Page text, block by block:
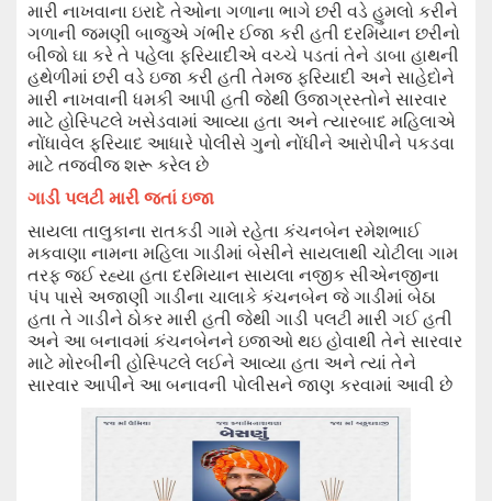
મારી નાખવાના ઇરાદે તેઓના ગળાના ભાગે છરી વડે હુમલો કરીને
ગળાની જમણી બાજુએ ગંભીર ઈજા કરી હતી દરમિયાન છરીનો
બીજો ઘા કરે તે પહેલા ફરિયાદીએ વચ્ચે પડતાં તેને ડાબા હાથની
હથેળીમાં છરી વડે ઇજા કરી હતી તેમજ ફરિયાદી અને સાહેદોને
મારી નાખવાની ધમકી આપી હતી જેથી ઉજાગ્રસ્તોને સારવાર
માટે હોસ્પિટલે ખસેડવામાં આવ્યા હતા અને ત્યારબાદ મહિલાએ
નોંધાવેલ ફરિયાદ આધારે પોલીસે ગુનો નોંધીને આરોપીને પકડવા
માટે તજવીજ શરૂ કરેલ છે
ગાડી પલટી મારી જતાં ઇજા
સાયલા તાલુકાના રાતકડી ગામે રહેતા કંચનબેન રમેશભાઈ
મકવાણા નામના મહિલા ગાડીમાં બેસીને સાયલાથી ચોટીલા ગામ
તરફ જઈ રહ્યા હતા દરમિયાન સાયલા નજીક સીએનજીના
પંપ પાસે અજાણી ગાડીના ચાલાકે કંચનબેન જે ગાડીમાં બેઠા
હતા તે ગાડીને ઠોકર મારી હતી જેથી ગાડી પલટી મારી ગઈ હતી
અને આ બનાવમાં કંચનબેનને ઇજાઓ થઇ હોવાથી તેને સારવાર
માટે મોરબીની હોસ્પિટલે લઈને આવ્યા હતા અને ત્યાં તેને
સારવાર આપીને આ બનાવની પોલીસને જાણ કરવામાં આવી છે